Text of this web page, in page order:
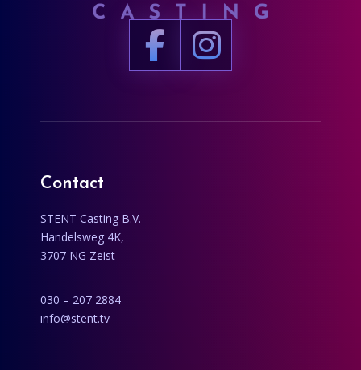
Contact
STENT Casting B.V.
Handelsweg 4K,
3707 NG Zeist
030 – 207 2884
info@stent.tv